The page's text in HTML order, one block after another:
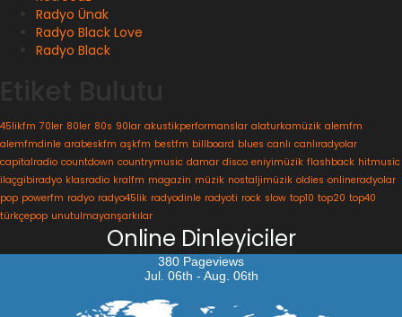
Radyo Ünak
Radyo Black Love
Radyo Black
45likfm 70ler 80ler 80s 90lar akustikperformanslar alaturkamüzik alemfm
alemfmdinle arabeskfm aşkfm bestfm billboard blues canlı canlıradyolar
capitalradio countdown countrymusic damar disco eniyimüzik flashback hitmusic
ilaçgibiradyo klasradio kralfm magazin müzik nostaljimüzik oldies onlineradyolar
pop powerfm radyo radyo45lik radyodinle radyoti rock slow top10 top20 top40
türkçepop unutulmayanşarkılar
Online Dinleyiciler
380 Pageviews
Jul. 06th - Aug. 06th